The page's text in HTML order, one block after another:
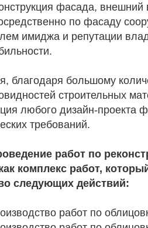
фасада, внешний
по фасаду
имиджа и репутации
благодаря большому
строительных
любого дизайн-проекта
требований.
работ по
комплекс работ,
следующих действий:
работ по